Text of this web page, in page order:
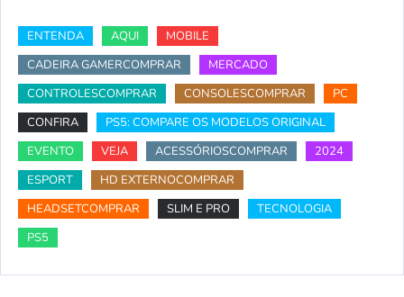
ENTENDA AQUI
MOBILE
CADEIRA GAMERCOMPRAR
MERCADO
CONTROLESCOMPRAR
CONSOLESCOMPRAR
PC
CONFIRA
PS5: COMPARE OS MODELOS ORIGINAL
EVENTO
VEJA ACESSÓRIOSCOMPRAR
2024
ESPORT
HD EXTERNOCOMPRAR
HEADSETCOMPRAR
SLIM E PRO
TECNOLOGIA
PS5